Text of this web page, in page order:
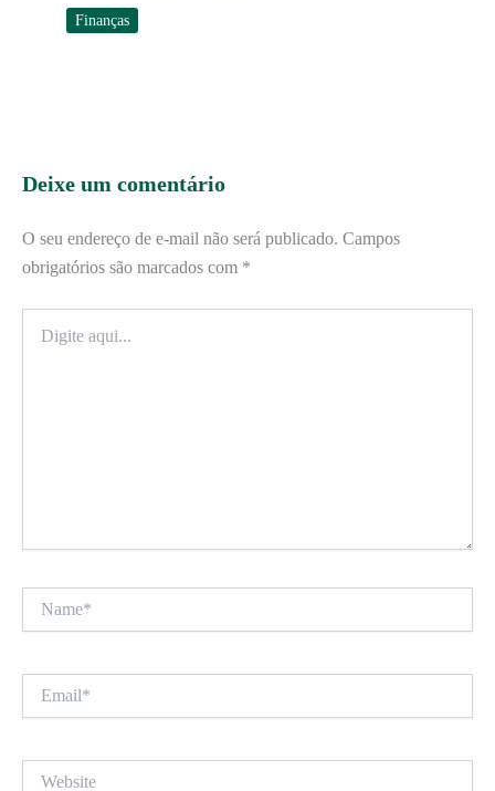
Finanças
Deixe um comentário
O seu endereço de e-mail não será publicado. Campos
obrigatórios são marcados com *
aqui...